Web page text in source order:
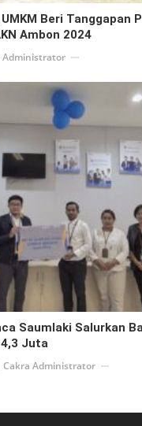
Beri Tanggapan
Ambon 2024
Administrator
Saumlaki Salurkan
Juta
Cakra Administrator